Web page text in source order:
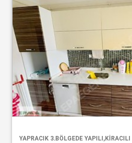
YAPRACIK 3.BÖLGEDE